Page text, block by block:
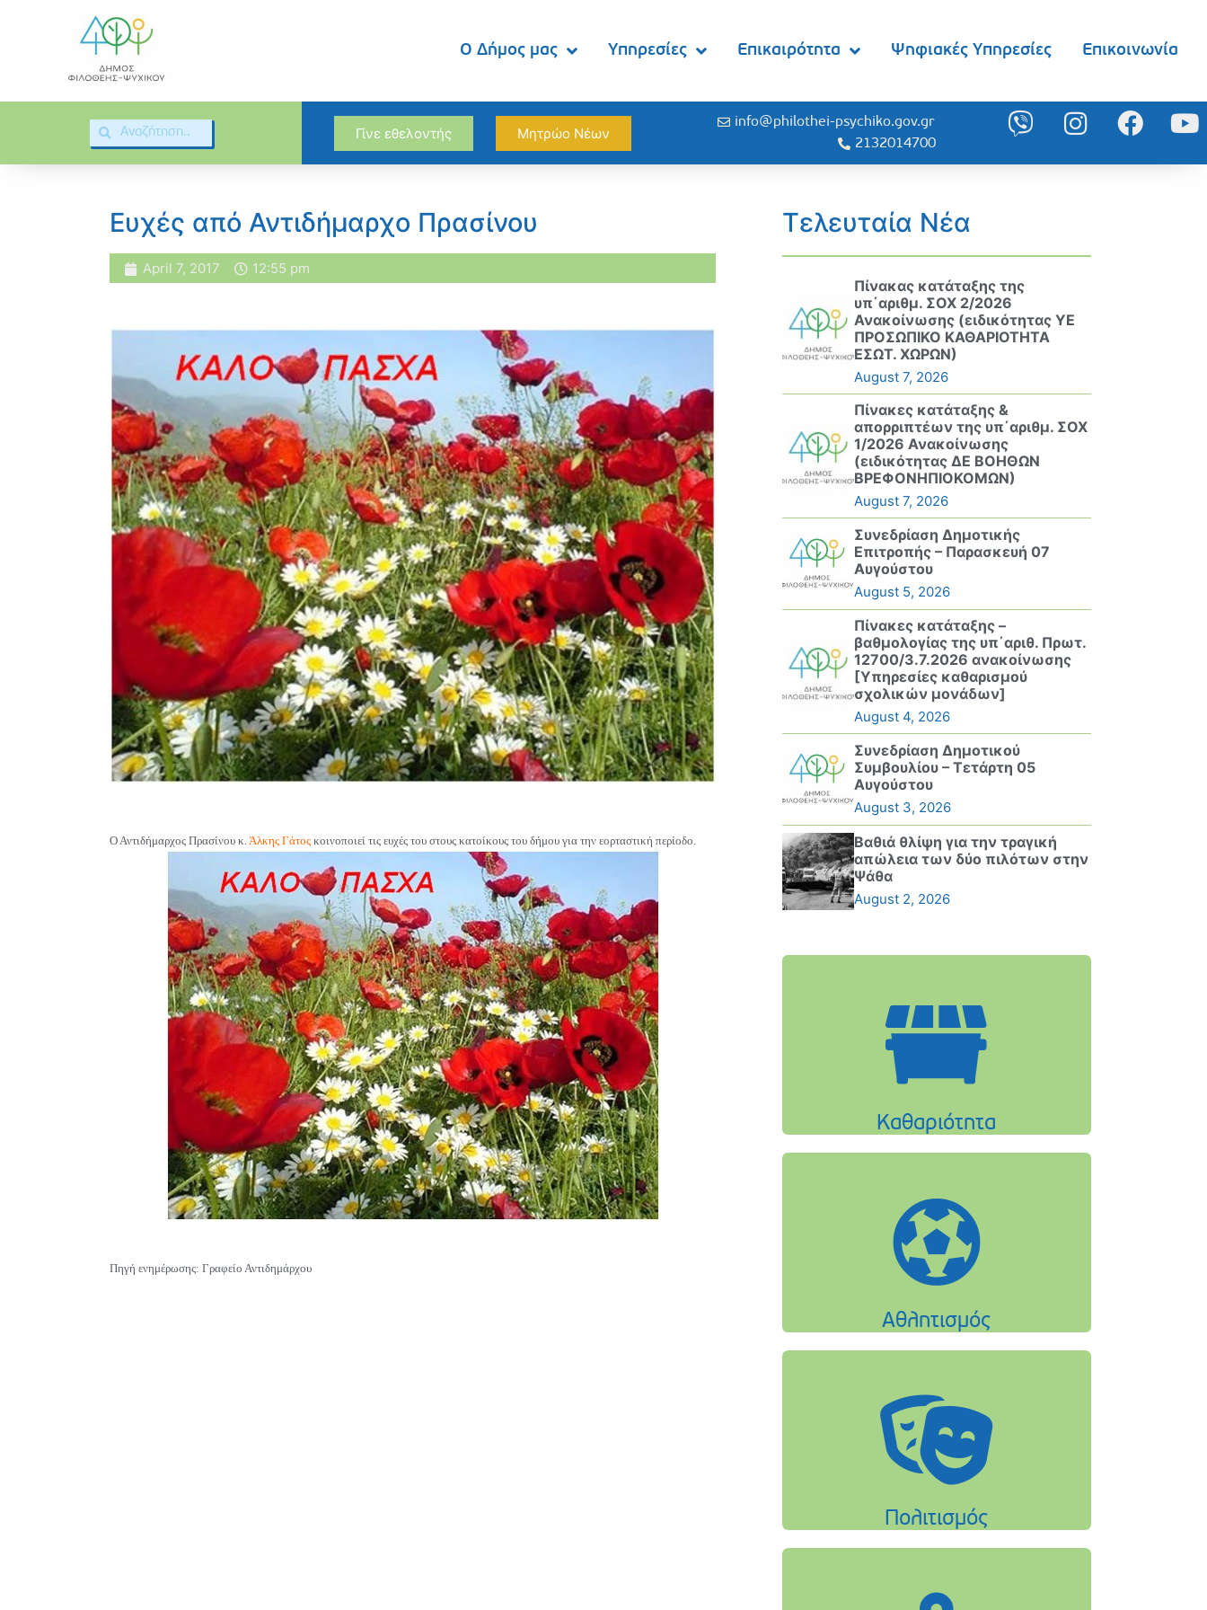
Ο Δήμος μας Υπηρεσίες Επικαιρότητα Ψηφιακές Υπηρεσίες Επικοινωνία
Γίνε εθελοντής Μητρώο Νέων
info@philothei-psychiko.gov.gr
2132014700
Ευχές από Αντιδήμαρχο Πρασίνου
April 7, 2017 12:55 pm
Ο Αντιδήμαρχος Πρασίνου κ.Άλκης Γάτος κοινοποιεί τις ευχές του στους κατοίκους του δήμου για την εορταστική περίοδο.
Πηγή ενημέρωσης: Γραφείο Αντιδημάρχου
Τελευταία Νέα
Πίνακας κατάταξης της
υπ΄αριθμ. ΣΟΧ 2/2026
Ανακοίνωσης (ειδικότητας ΥΕ
ΠΡΟΣΩΠΙΚΟ ΚΑΘΑΡΙΟΤΗΤΑ
ΕΣΩΤ. ΧΩΡΩΝ)
August 7, 2026
Πίνακες κατάταξης &
απορριπτέων της υπ΄αριθμ. ΣΟΧ
1/2026 Ανακοίνωσης
(ειδικότητας ΔΕ ΒΟΗΘΩΝ
ΒΡΕΦΟΝΗΠΙΟΚΟΜΩΝ)
August 7, 2026
Συνεδρίαση Δημοτικής
Επιτροπής – Παρασκευή 07
Αυγούστου
August 5, 2026
Πίνακες κατάταξης –
βαθμολογίας της υπ΄αριθ. Πρωτ.
12700/3.7.2026 ανακοίνωσης
[Υπηρεσίες καθαρισμού
σχολικών μονάδων]
August 4, 2026
Συνεδρίαση Δημοτικού
Συμβουλίου – Τετάρτη 05
Αυγούστου
August 3, 2026
Βαθιά θλίψη για την τραγική
απώλεια των δύο πιλότων στην
Ψάθα
August 2, 2026